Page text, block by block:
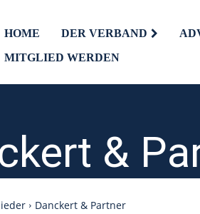
HOME DER VERBAND
MITGLIED WERDEN
&
Danckert & Partner